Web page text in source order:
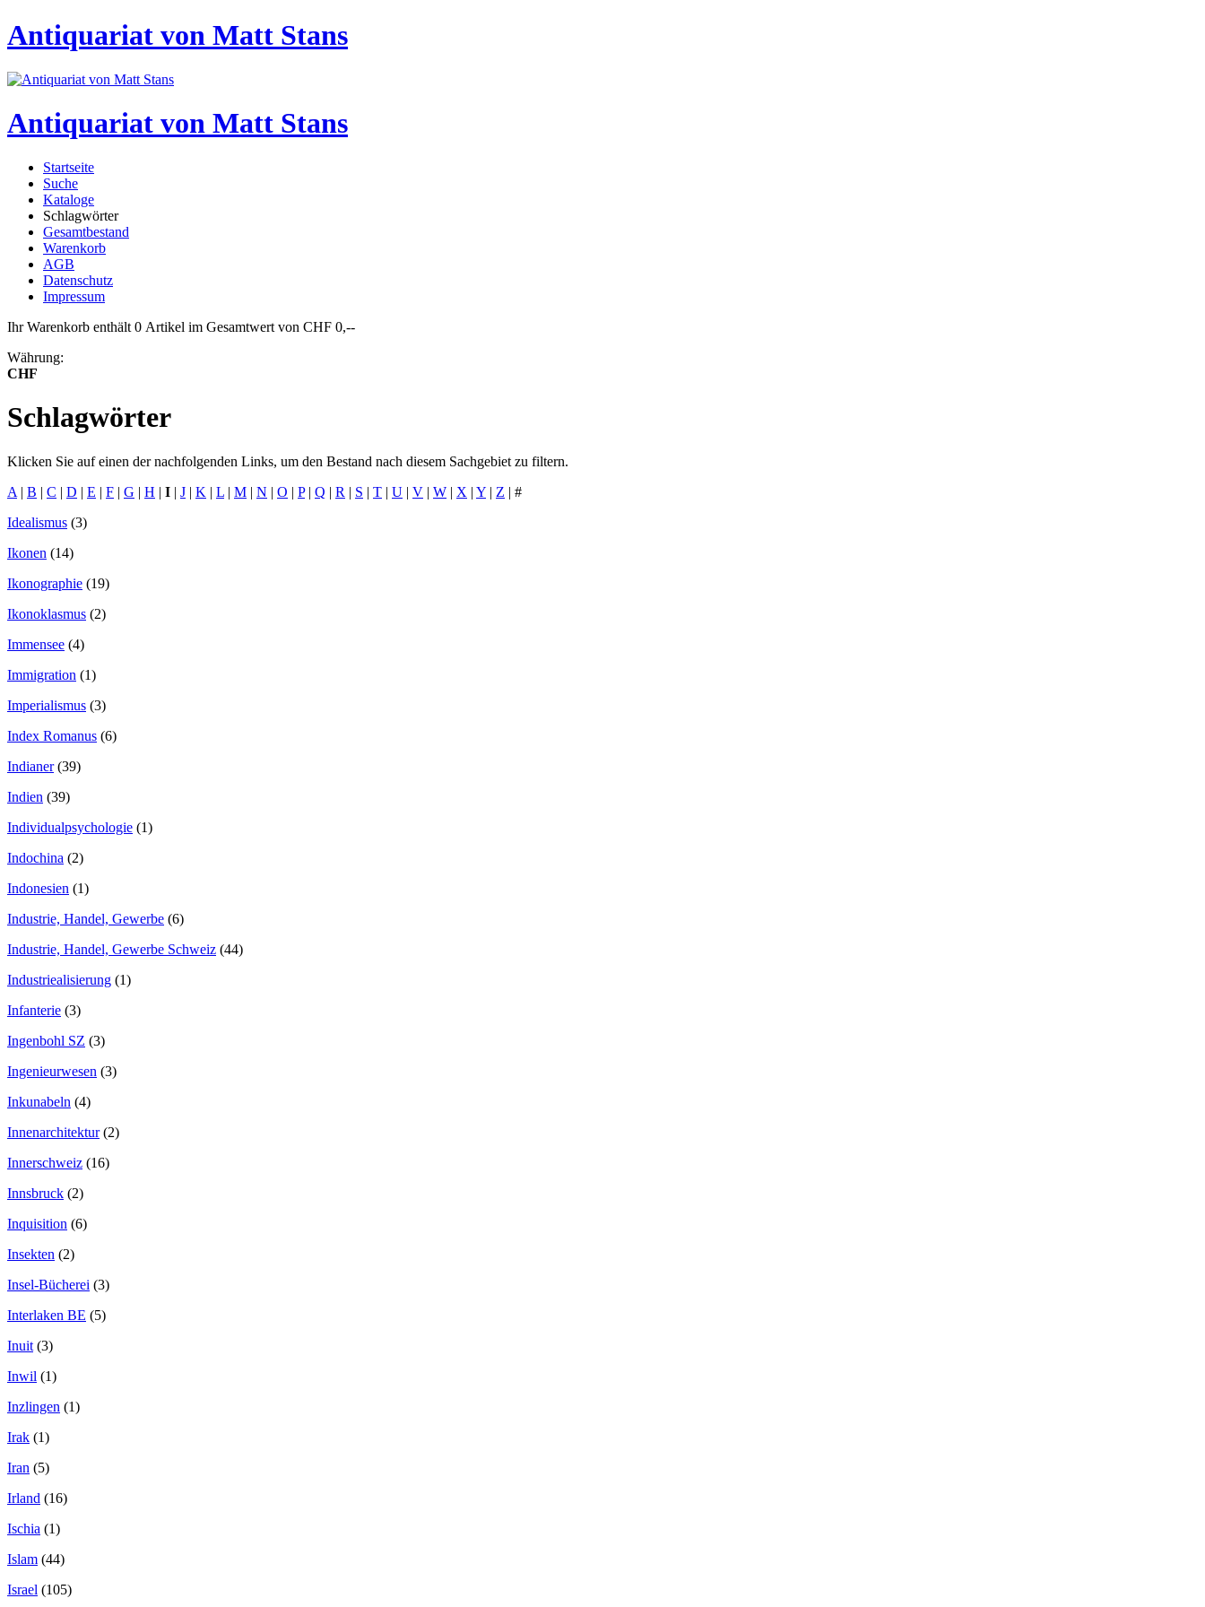
Antiquariat von Matt Stans
Antiquariat von Matt Stans
Startseite
Suche
Kataloge
Schlagwörter
Gesamtbestand
Warenkorb
AGB
Datenschutz
Impressum
Ihr Warenkorb enthält 0 Artikel im Gesamtwert von CHF 0,--
Währung:
CHF
Schlagwörter
Klicken Sie auf einen der nachfolgenden Links, um den Bestand nach diesem Sachgebiet zu filtern.
A | B | C | D | E | F | G | H | I | J | K | L | M | N | O | P| Q | R | S | T | U | V | W | X | Y | Z | #
Idealismus (3)
Ikonen (14)
Ikonographie (19)
Ikonoklasmus (2)
Immensee (4)
Immigration (1)
Imperialismus (3)
Index Romanus (6)
Indianer (39)
Indien (39)
Individualpsychologie (1)
Indochina (2)
Indonesien (1)
Industrie, Handel, Gewerbe (6)
Industrie, Handel, Gewerbe Schweiz (44)
Industriealisierung (1)
Infanterie (3)
Ingenbohl SZ (3)
Ingenieurwesen (3)
Inkunabeln (4)
Innenarchitektur (2)
Innerschweiz (16)
Innsbruck (2)
Inquisition (6)
Insekten (2)
Insel-Bücherei (3)
Interlaken BE (5)
Inuit (3)
Inwil (1)
Inzlingen (1)
Irak (1)
Iran (5)
Irland (16)
Ischia (1)
Islam (44)
Israel (105)